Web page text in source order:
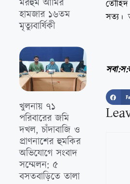
মরহুম আমির
হামজার ১৬তম
মৃত্যুবার্ষিকী
খুলনায় ৭১
পরিবারের জমি
দখল, চাঁদাবাজি ও
প্রাণনাশের হুমকির
অভিযোগে সংবাদ
সম্মেলন: ৫
বসতবাড়িতে তালা
সত্য।